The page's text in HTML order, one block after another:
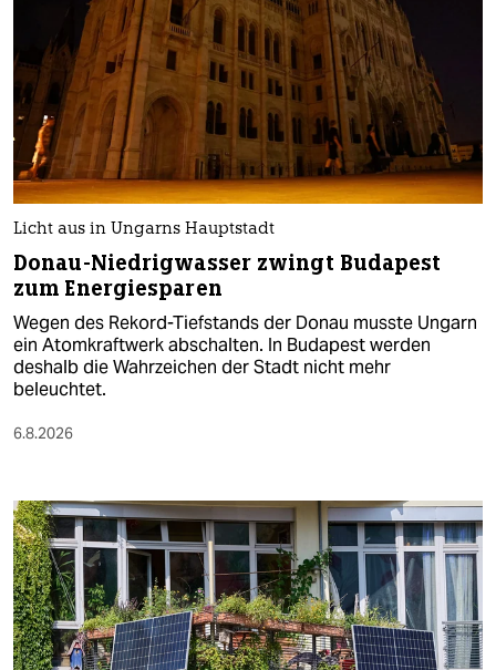
Licht aus in Ungarns Hauptstadt
Donau-Niedrigwasser zwingt Budapest
zum Energiesparen
Wegen des Rekord-Tiefstands der Donau musste Ungarn
ein Atomkraftwerk abschalten. In Budapest werden
deshalb die Wahrzeichen der Stadt nicht mehr
beleuchtet.
6.8.2026